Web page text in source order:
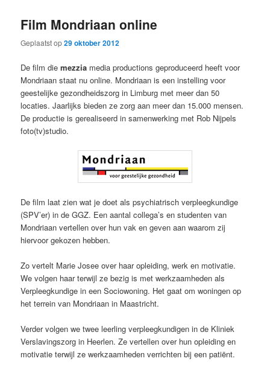
inhoud
inhoud
Film Mondriaan online
Geplaatst op29 oktober 2012
De film diemezzia media productions geproduceerd heeft voor
Mondriaan staat nu online. Mondriaan is een instelling voor
geestelijke gezondheidszorg in Limburg met meer dan 50
locaties. Jaarlijks bieden ze zorg aan meer dan 15.000 mensen.
De productie is gerealiseerd in samenwerking met Rob Nijpels
foto(tv)studio.
De film laat zien wat je doet als psychiatrisch verpleegkundige
(SPV’er) in de GGZ. Een aantal collega’s en studenten van
Mondriaan vertellen over hun vak en geven aan waarom zij
hiervoor gekozen hebben.
Zo vertelt Marie Josee over haar opleiding, werk en motivatie.
We volgen haar terwijl ze bezig is met werkzaamheden als
Verpleegkundige in een Sociowoning. Het gaat om woningen op
het terrein van Mondriaan in Maastricht.
Verder volgen we twee leerling verpleegkundigen in de Kliniek
Verslavingszorg in Heerlen. Ze vertellen over hun opleiding en
motivatie terwijl ze werkzaamheden verrichten bij een patiënt.